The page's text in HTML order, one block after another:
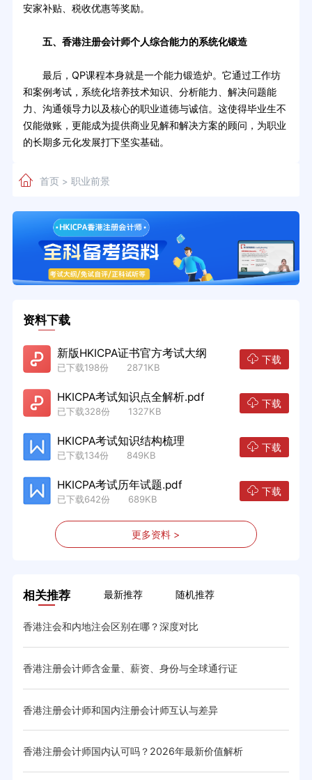
安家补贴、税收优惠等奖励。
五、香港注册会计师个人综合能力的系统化锻造
最后，QP课程本身就是一个能力锻造炉。它通过工作坊
和案例考试，系统化培养技术知识、分析能力、解决问题能
力、沟通领导力以及核心的职业道德与诚信。这使得毕业生不
仅能做账，更能成为提供商业见解和解决方案的顾问，为职业
的长期多元化发展打下坚实基础。
首页> 职业前景
资料下载
新版HKICPA证书官方考试大纲
已下载198份 2871KB
下载
HKICPA考试知识点全解析.pdf
已下载328份 1327KB
下载
HKICPA考试知识结构梳理
已下载134份 849KB
下载
HKICPA考试历年试题.pdf
已下载642份 689KB
下载
更多资料 >
相关推荐 最新推荐 随机推荐
香港注会和内地注会区别在哪？深度对比
香港注册会计师含金量、薪资、身份与全球通行证
香港注册会计师和国内注册会计师互认与差异
香港注册会计师国内认可吗？2026年最新价值解析